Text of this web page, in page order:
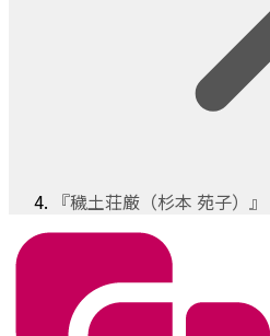
『穢土荘厳（杉本 苑子）